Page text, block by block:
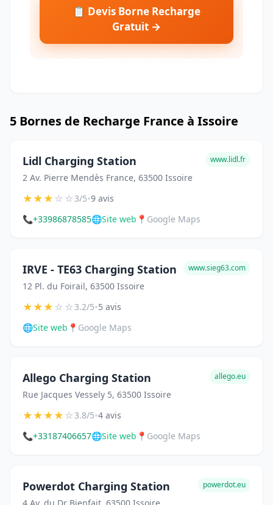
📋 Devis Borne Recharge
Gratuit →
5 Bornes de Recharge France à Issoire
Lidl Charging Station
2 Av. Pierre Mendès France, 63500 Issoire
www.lidl.fr
★★★☆☆3/5•9 avis
📞+33986878585🌐Site web 📍 Google Maps
IRVE - TE63 Charging Station
12 Pl. du Foirail, 63500 Issoire
www.sieg63.com
★★★☆☆3.2/5•5 avis
🌐Site web 📍 Google Maps
Allego Charging Station
Rue Jacques Vessely 5, 63500 Issoire
allego.eu
★★★★☆3.8/5•4 avis
📞+33187406657🌐Site web 📍 Google Maps
Powerdot Charging Station powerdot.eu